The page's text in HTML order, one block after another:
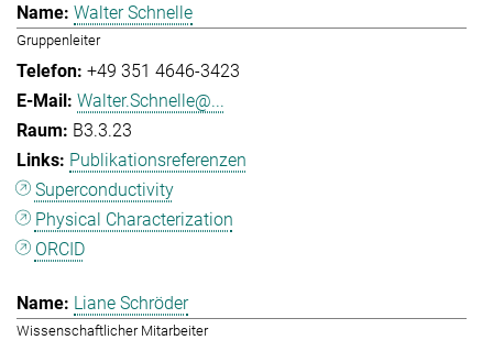
Walter Schnelle
Gruppenleiter
+49 351 4646-3423
Walter.Schnelle@...
B3.3.23
Publikationsreferenzen
Superconductivity
Physical Characterization
ORCID
Liane Schröder
Wissenschaftlicher Mitarbeiter